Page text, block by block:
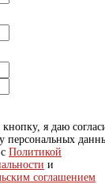
я даю
персональных
Политикой
и
соглашением